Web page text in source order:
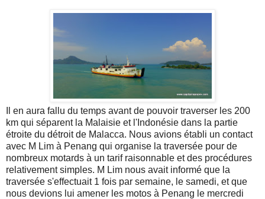
Il en aura fallu du temps avant de pouvoir traverser les 200
km qui séparent la Malaisie et l'Indonésie dans la partie
étroite du détroit de Malacca. Nous avions établi un contact
avec M Lim à Penang qui organise la traversée pour de
nombreux motards à un tarif raisonnable et des procédures
relativement simples. M Lim nous avait informé que la
traversée s'effectuait 1 fois par semaine, le samedi, et que
nous devions lui amener les motos à Penang le mercredi